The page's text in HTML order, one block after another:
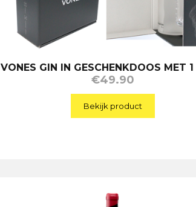
VONES GIN IN GESCHENKDOOS MET
€49.90
Bekijk product